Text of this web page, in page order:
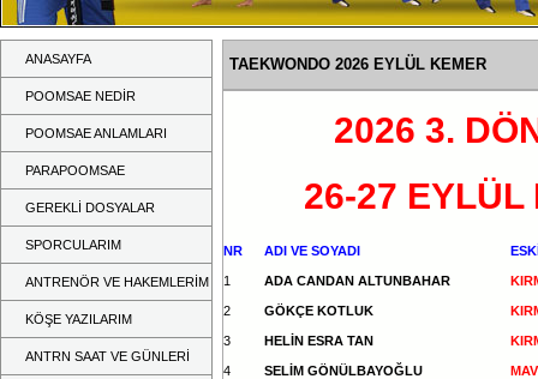
ANASAYFA
POOMSAE NEDİR
POOMSAE ANLAMLARI
PARAPOOMSAE
GEREKLİ DOSYALAR
SPORCULARIM
ANTRENÖR VE HAKEMLERİM
KÖŞE YAZILARIM
ANTRN SAAT VE GÜNLERİ
TAEKWONDO 2026 EYLÜL KEMER
2026 3.
26-27
NR ADI VE SOYADI
1 ADA CANDAN ALTUNBAHAR
2 GÖKÇE KOTLUK
3 HELİN ESRA TAN
4 SELİM GÖNÜLBAYOĞLU